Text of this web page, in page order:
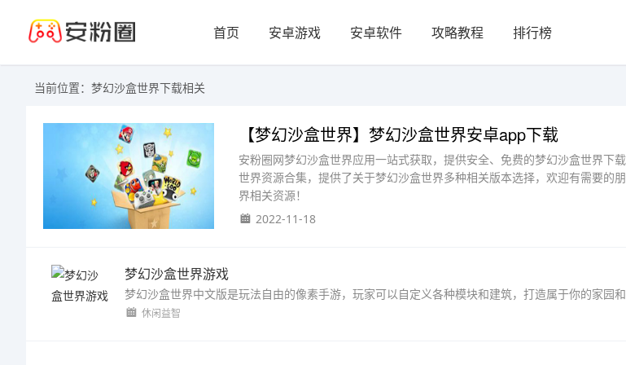
首页 安卓游戏 安卓软件 攻略教程 排行榜
当前位置：梦幻沙盒世界下载相关
【梦幻沙盒世界】梦幻沙盒世界安卓app下载
安粉圈网梦幻沙盒世界应用一站式获取，提供安全、免费的梦幻沙盒世界下
世界资源合集，提供了关于梦幻沙盒世界多种相关版本选择，欢迎有需要的
界相关资源！
2022-11-18
梦幻沙盒世界游戏
休闲益智